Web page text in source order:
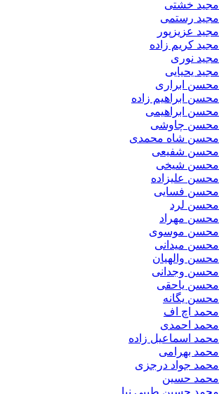
مجید خشتی
مجید رستمی
مجید عزیزپور
مجید کریم زاده
مجید نوری
مجید یحیایی
محسن ابراری
محسن ابراهیم زاده
محسن ابراهیمی
محسن چاوشی
محسن شاه محمدی
محسن شفیعی
محسن شیخی
محسن علیزاده
محسن فسایی
محسن لرد
محسن مهراد
محسن موسوی
محسن میدانی
محسن والهیان
محسن وجدانی
محسن یاحقی
محسن یگانه
محمد اچ اف
محمد احمدی
محمد اسماعیل زاده
محمد بهرامی
محمد جواد درجزی
محمد حسین